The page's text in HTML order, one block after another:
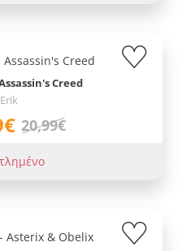
Creed
Erik
20,99€